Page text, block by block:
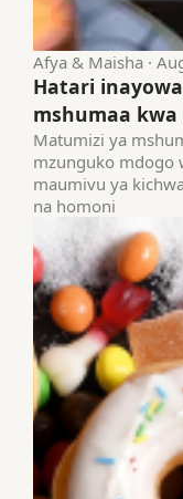
Afya & Maisha ·
Hatari
mshumaa
Matumizi ya
mzunguko mdogo
maumivu ya
na homoni